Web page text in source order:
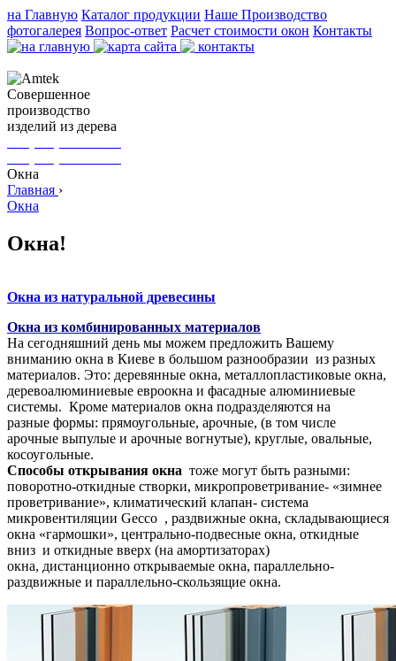
на Главную Каталог продукции Наше Производство
фотогалерея Вопрос-ответ Расчет стоимости окон Контакты
Cовершенное
производство
изделий из дерева
Окна
Главная ›
Окна
Окна!
Окна из натуральной древесины
Окна из комбинированных материалов
На сегодняшний день мы можем предложить Вашему
вниманию окна в Киеве в большом разнообразии из разных
материалов. Это: деревянные окна, металлопластиковые окна,
деревоалюминиевые евроокна и фасадные алюминиевые
системы. Кроме материалов окна подразделяются на
разные формы: прямоугольные, арочные, (в том числе
арочные выпулые и арочные вогнутые), круглые, овальные,
косоугольные.
Способы открывания окна тоже могут быть разными:
поворотно-откидные створки, микропроветривание- «зимнее
проветривание», климатический клапан- система
микровентиляции Gecco , раздвижные окна, складывающиеся
окна «гармошки», центрально-подвесные окна, откидные
вниз и откидные вверх (на амортизаторах)
окна, дистанционно открываемые окна, параллельно-
раздвижные и параллельно-скользящие окна.